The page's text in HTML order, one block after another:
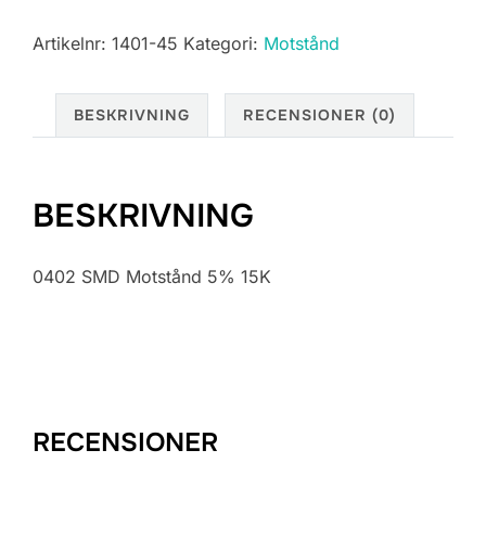
5%
mängd
Artikelnr: 1401-45 Kategori: Motstånd
BESKRIVNING RECENSIONER (0)
BESKRIVNING
0402 SMD Motstånd 5% 15K
RECENSIONER